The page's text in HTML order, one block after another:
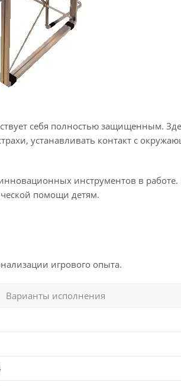
себя полностью защищенным.
устанавливать контакт с
инструментов в работе.
помощи детям.
игрового опыта.
Варианты исполнения